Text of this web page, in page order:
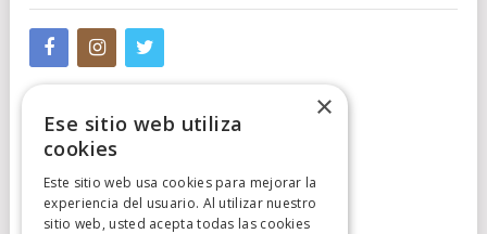
Cumplimiento Normativo
×
Ese sitio web utiliza
cookies
Este sitio web usa cookies para mejorar la
experiencia del usuario. Al utilizar nuestro
sitio web, usted acepta todas las cookies